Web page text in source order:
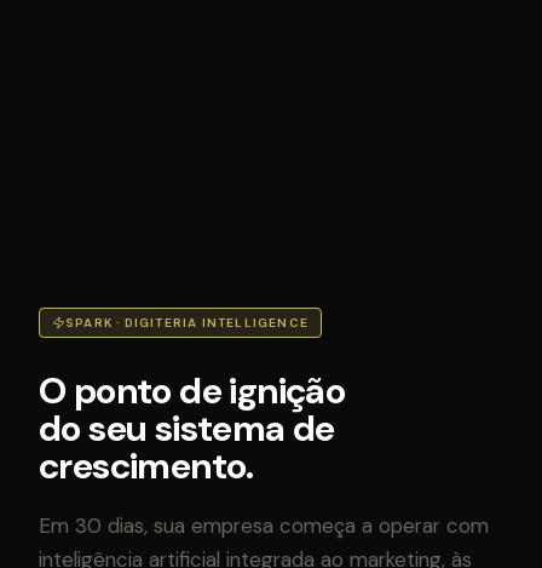
SPARK · DIGITERIA INTELLIGENCE
O ponto de ignição
do seu sistema de
crescimento.
Em 30 dias, sua empresa começa a operar com
inteligência artificial integrada ao marketing, às